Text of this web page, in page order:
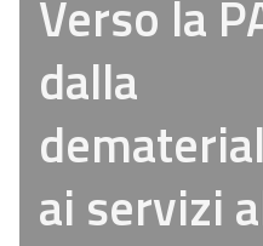
Verso la
dalla
ai servizi